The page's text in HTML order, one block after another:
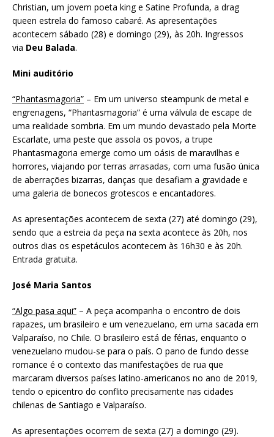
Christian, um jovem poeta king e Satine Profunda, a drag
queen estrela do famoso cabaré. As apresentações
acontecem sábado (28) e domingo (29), às 20h. Ingressos
via Deu Balada.
Mini auditório
“Phantasmagoria” – Em um universo steampunk de metal e
engrenagens, “Phantasmagoria” é uma válvula de escape de
uma realidade sombria. Em um mundo devastado pela Morte
Escarlate, uma peste que assola os povos, a trupe
Phantasmagoria emerge como um oásis de maravilhas e
horrores, viajando por terras arrasadas, com uma fusão única
de aberrações bizarras, danças que desafiam a gravidade e
uma galeria de bonecos grotescos e encantadores.
As apresentações acontecem de sexta (27) até domingo (29),
sendo que a estreia da peça na sexta acontece às 20h, nos
outros dias os espetáculos acontecem às 16h30 e às 20h.
Entrada gratuita.
José Maria Santos
“Algo pasa aqui” – A peça acompanha o encontro de dois
rapazes, um brasileiro e um venezuelano, em uma sacada em
Valparaíso, no Chile. O brasileiro está de férias, enquanto o
venezuelano mudou-se para o país. O pano de fundo desse
romance é o contexto das manifestações de rua que
marcaram diversos países latino-americanos no ano de 2019,
tendo o epicentro do conflito precisamente nas cidades
chilenas de Santiago e Valparaíso.
As apresentações ocorrem de sexta (27) a domingo (29).